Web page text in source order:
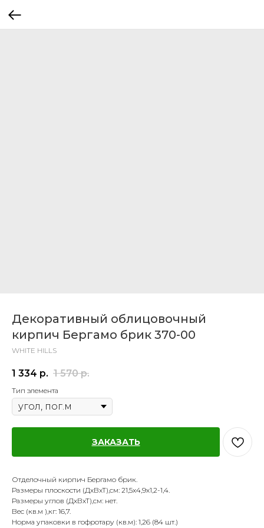
Декоративный облицовочный
кирпич Бергамо брик 370-00
WHITE HILLS
1 334 р. 1 570 р.
Тип элемента
ЗАКАЗАТЬ
Отделочный кирпич Бергамо брик.
Размеры плоскости (ДхВхТ),см: 21,5х4,9х1,2-1,4.
Размеры углов (ДхВхТ),см: нет.
Вес (кв.м ),кг: 16,7.
Норма упаковки в гофротару (кв.м): 1,26 (84 шт.)